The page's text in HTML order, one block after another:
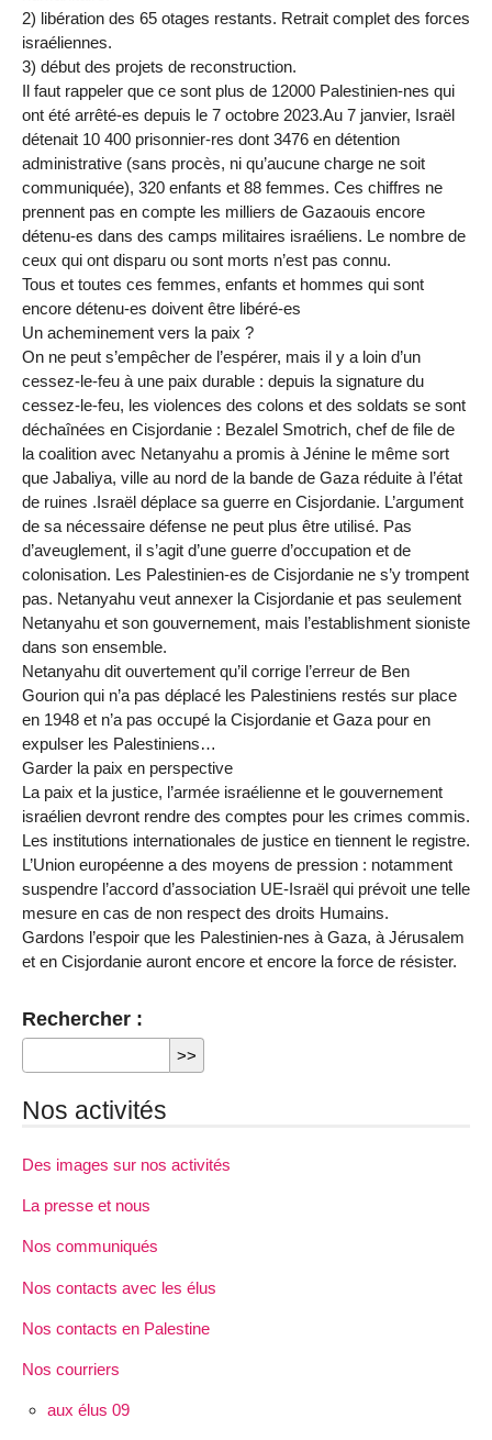
2) libération des 65 otages restants. Retrait complet des forces
israéliennes.
3) début des projets de reconstruction.
Il faut rappeler que ce sont plus de 12000 Palestinien-nes qui
ont été arrêté-es depuis le 7 octobre 2023.Au 7 janvier, Israël
détenait 10 400 prisonnier-res dont 3476 en détention
administrative (sans procès, ni qu’aucune charge ne soit
communiquée), 320 enfants et 88 femmes. Ces chiffres ne
prennent pas en compte les milliers de Gazaouis encore
détenu-es dans des camps militaires israéliens. Le nombre de
ceux qui ont disparu ou sont morts n’est pas connu.
Tous et toutes ces femmes, enfants et hommes qui sont
encore détenu-es doivent être libéré-es
Un acheminement vers la paix ?
On ne peut s’empêcher de l’espérer, mais il y a loin d’un
cessez-le-feu à une paix durable : depuis la signature du
cessez-le-feu, les violences des colons et des soldats se sont
déchaînées en Cisjordanie : Bezalel Smotrich, chef de file de
la coalition avec Netanyahu a promis à Jénine le même sort
que Jabaliya, ville au nord de la bande de Gaza réduite à l’état
de ruines .Israël déplace sa guerre en Cisjordanie. L’argument
de sa nécessaire défense ne peut plus être utilisé. Pas
d’aveuglement, il s’agit d’une guerre d’occupation et de
colonisation. Les Palestinien-es de Cisjordanie ne s’y trompent
pas. Netanyahu veut annexer la Cisjordanie et pas seulement
Netanyahu et son gouvernement, mais l’establishment sioniste
dans son ensemble.
Netanyahu dit ouvertement qu’il corrige l’erreur de Ben
Gourion qui n’a pas déplacé les Palestiniens restés sur place
en 1948 et n’a pas occupé la Cisjordanie et Gaza pour en
expulser les Palestiniens…
Garder la paix en perspective
La paix et la justice, l’armée israélienne et le gouvernement
israélien devront rendre des comptes pour les crimes commis.
Les institutions internationales de justice en tiennent le registre.
L’Union européenne a des moyens de pression : notamment
suspendre l’accord d’association UE-Israël qui prévoit une telle
mesure en cas de non respect des droits Humains.
Gardons l’espoir que les Palestinien-nes à Gaza, à Jérusalem
et en Cisjordanie auront encore et encore la force de résister.
Rechercher :
Nos activités
Des images sur nos activités
La presse et nous
Nos communiqués
Nos contacts avec les élus
Nos contacts en Palestine
Nos courriers
aux élus 09